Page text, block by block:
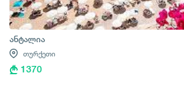
ანტალია
თურქეთი
1370